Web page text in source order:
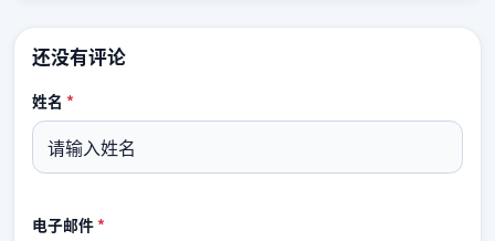
还没有评论
姓名 *
电子邮件*